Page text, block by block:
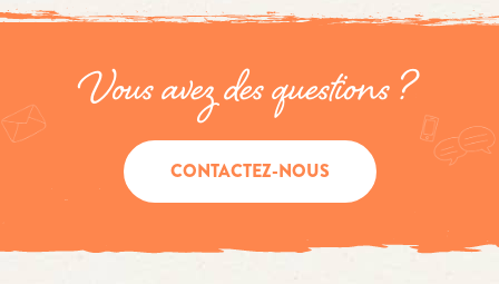
Vous avez des questions ?
CONTACTEZ-NOUS